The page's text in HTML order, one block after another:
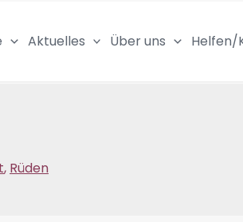
Aktuelles Über uns Helfen/
, Rüden